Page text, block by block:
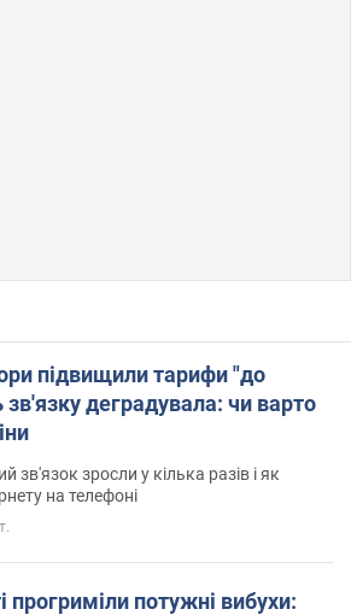
підвищили тарифи "до
зв'язку деградувала: чи варто
зв'язок зросли у кілька разів і як
на телефоні
прогриміли потужні вибухи: